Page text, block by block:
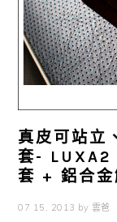
真皮可站立
套-
套 + 鋁合
07 15, 2013 by 雲爸